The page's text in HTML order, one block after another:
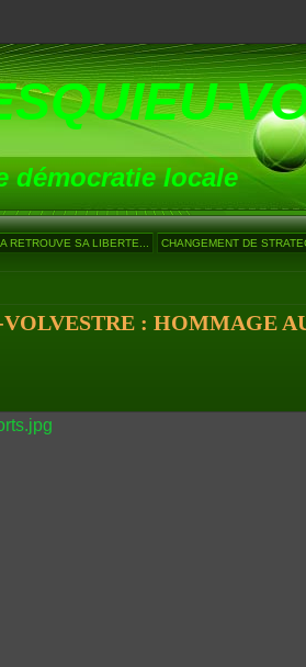
démocratie locale
RETROUVE SA LIBERTE... CHANGEMENT DE
: HOMMAGE